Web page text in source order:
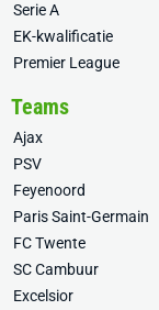
Serie A
EK-kwalificatie
Premier League
Teams
Ajax
PSV
Feyenoord
Paris Saint-Germain
FC Twente
SC Cambuur
Excelsior